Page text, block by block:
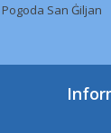
Pogoda San Ġiljan